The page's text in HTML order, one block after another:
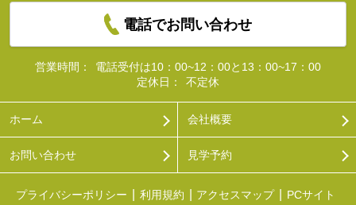
電話でお問い合わせ
営業時間：
電話受付は10：00~12：00と13：00~17：00
定休日：
不定休
ホーム 会社概要
お問い合わせ 見学予約
プライバシーポリシー 利用規約 アクセスマップ PCサイト